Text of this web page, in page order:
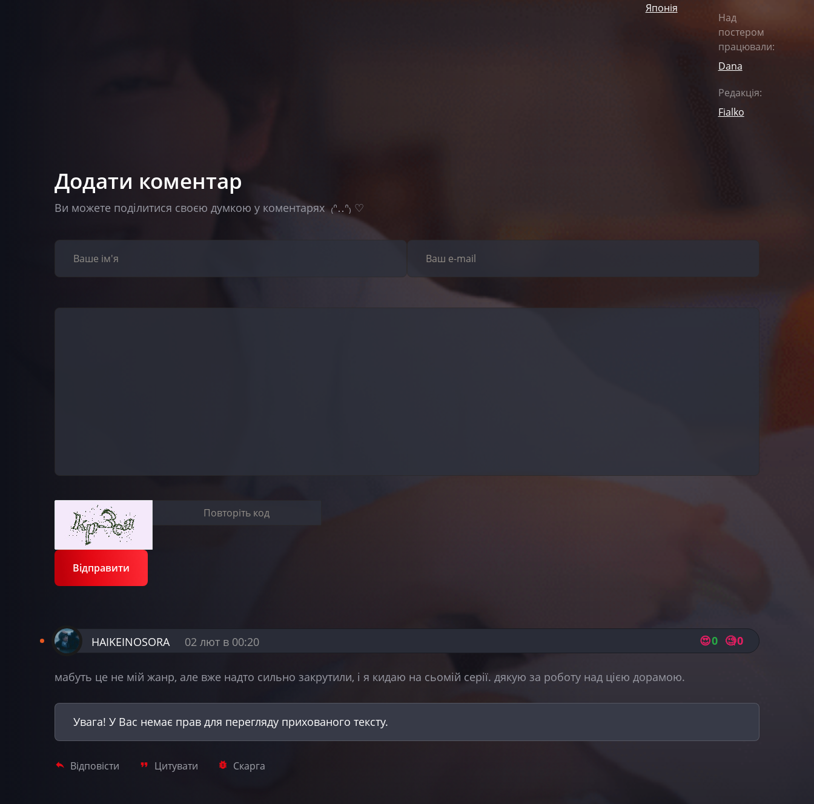
Японія
Над
постером
працювали:
Dana
Редакція:
Fialko
Додати коментар
Ви можете поділитися своєю думкою у коментарях ₍ᐢ‥ᐢ₎ ♡
Відправити
HAIKEINOSORA 02 лют в 00:20 😍0 🧐0
мабуть це не мій жанр, але вже надто сильно закрутили, і я кидаю на сьомій серії. дякую за роботу над цією дорамою.
Увага! У Вас немає прав для перегляду прихованого тексту.
Відповісти Цитувати Скарга